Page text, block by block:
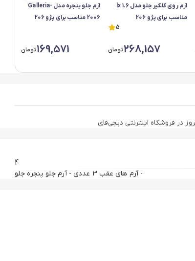
آرم روی گلگیر جلو مدل 1.6 lx
مناسب برای پژو 206
5
268,157تومان
آرم جلو پنجره مدل Galleria-
2006 مناسب برای پژو 206
169,571تومان
4
- آرم های عقب 3 عددی - آرم جلو پنجره جلو